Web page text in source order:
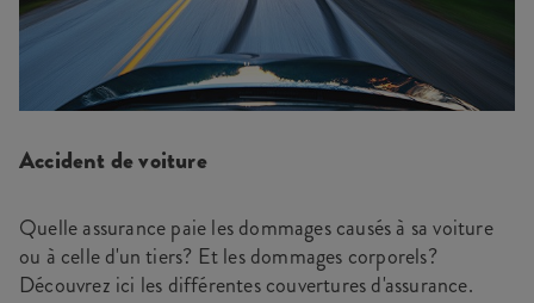
Accident de voiture
Quelle assurance paie les dommages causés à sa voiture
ou à celle d'un tiers? Et les dommages corporels?
Découvrez ici les différentes couvertures d'assurance.